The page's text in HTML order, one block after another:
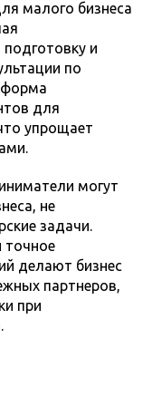
малого бизнеса
и
по
для
упрощает
могут
не
задачи.
точное
делают бизнес
партнеров,
при